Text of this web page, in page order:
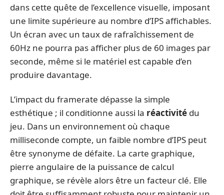
dans cette quête de l’excellence visuelle, imposant
une limite supérieure au nombre d’IPS affichables.
Un écran avec un taux de rafraîchissement de
60Hz ne pourra pas afficher plus de 60 images par
seconde, même si le matériel est capable d’en
produire davantage.
L’impact du framerate dépasse la simple
esthétique ; il conditionne aussi la réactivité du
jeu. Dans un environnement où chaque
milliseconde compte, un faible nombre d’IPS peut
être synonyme de défaite. La carte graphique,
pierre angulaire de la puissance de calcul
graphique, se révèle alors être un facteur clé. Elle